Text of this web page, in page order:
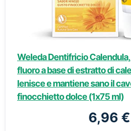
Weleda Dentifricio
fluoro a base di estratto di
lenisce e mantiene sano il
finocchietto dolce (1x75 ml)
6,96 €